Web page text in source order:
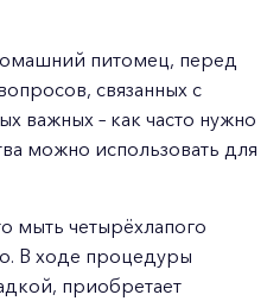
питомец, перед
связанных с
важных – как часто нужно
можно использовать для
мыть четырёхлапого
В ходе процедуры
приобретает